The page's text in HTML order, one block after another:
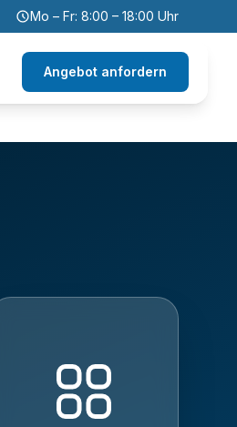
Mo – Fr: 8:00 – 18:00 Uhr
Angebot anfordern